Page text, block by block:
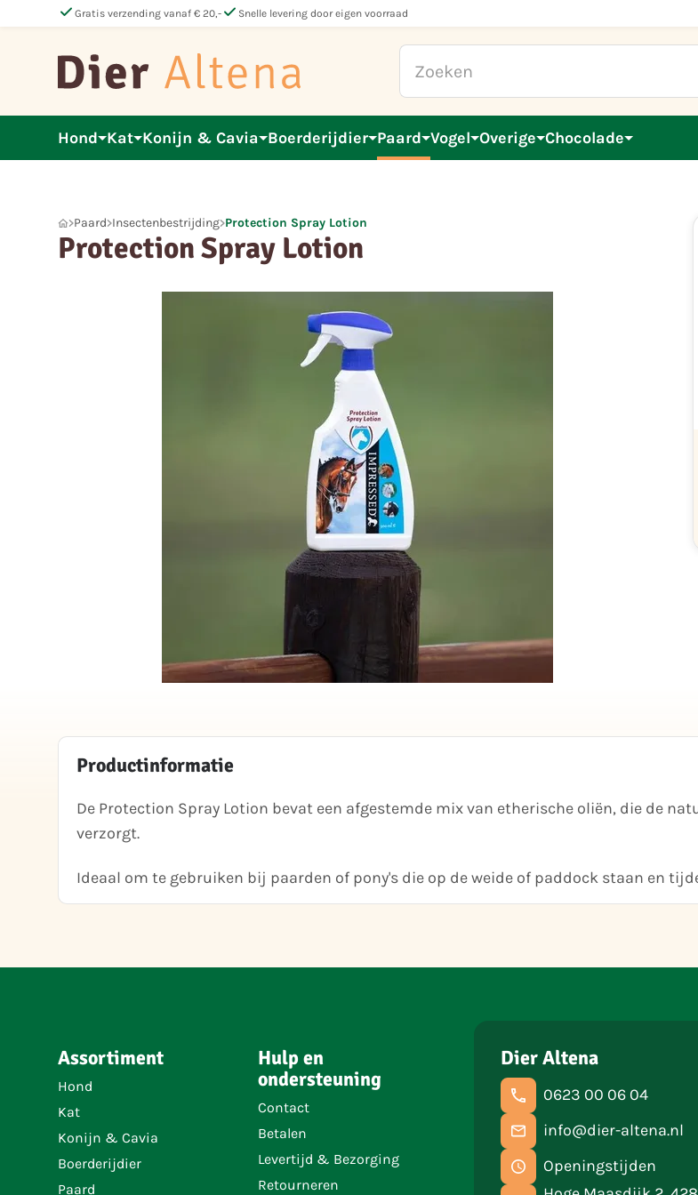
check Gratis verzending vanaf € 20,-check Snelle levering door eigen voorraad
Hond Kat Konijn & Cavia Boerderijdier Paard Vogel Overige Chocolade
Paard Insectenbestrijding Protection Spray Lotion
Protection Spray Lotion
Productinformatie
De Protection Spray Lotion bevat een afgestemde mix van etherische oliën, die de
verzorgt.
Ideaal om te gebruiken bij paarden of pony's die op de weide of paddock staan en
Assortiment
Hond
Kat
Konijn & Cavia
Boerderijdier
Paard
Hulp en
ondersteuning
Contact
Betalen
Levertijd & Bezorging
Retourneren
Dier Altena
0623 00 06 04
info@dier-altena.nl
Openingstijden